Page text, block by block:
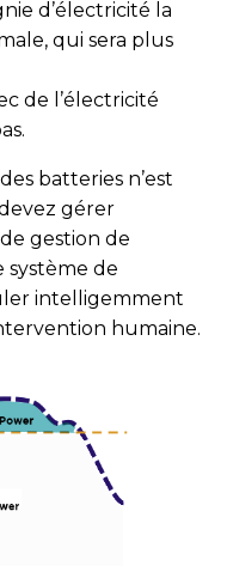
d’électricité la
qui sera plus
de l’électricité
batteries n’est
gérer
gestion de
système de
intelligemment
humaine.